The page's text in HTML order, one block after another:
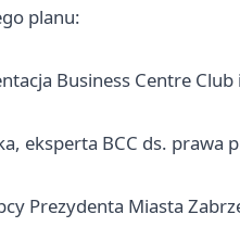
planu:
Business Centre
eksperta BCC ds. prawa
Prezydenta Miasta